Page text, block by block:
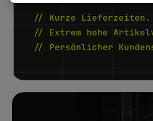
// Kurze Lieferzeiten.
// Extrem hohe
// Persönlicher